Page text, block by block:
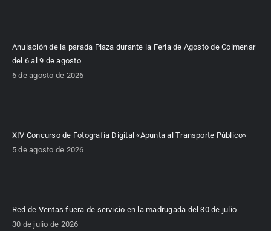
Anulación de la parada Plaza durante la Feria de Agosto de Colmenar
del 6 al 9 de agosto
6 de agosto de 2026
XIV Concurso de Fotografía Digital «Apunta al Transporte Público»
5 de agosto de 2026
Red de Ventas fuera de servicio en la madrugada del 30 de julio
30 de julio de 2026